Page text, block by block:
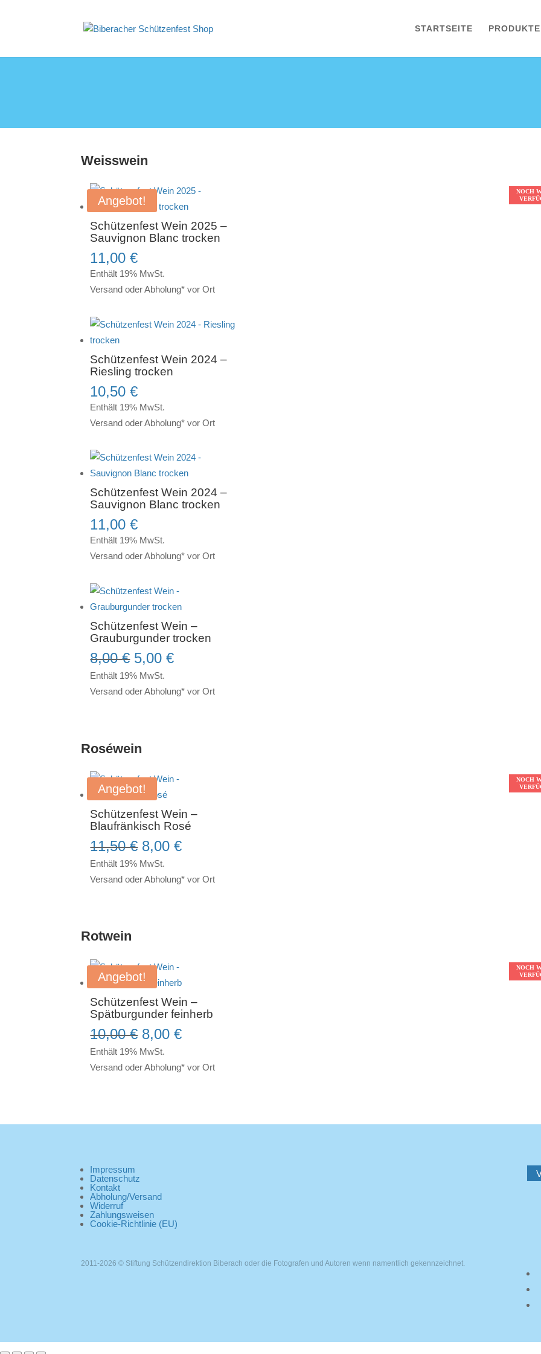
STARTSEITE PRODUKTE
Weisswein
NOCH
Schützenfest Wein 2025 –
Sauvignon Blanc trocken
11,00€
Enthält 19% MwSt.
Versand oder Abholung* vor Ort
NOCH
Schützenfest Wein 2024 –
Riesling trocken
10,50€
Enthält 19% MwSt.
Versand oder Abholung* vor Ort
NOCH
Schützenfest Wein 2024 –
Sauvignon Blanc trocken
11,00€
Enthält 19% MwSt.
Versand oder Abholung* vor Ort
Angebot!
NOCH
Schützenfest Wein –
Grauburgunder trocken
8,00€ Ursprünglicher
Preis
war:
5,00€Aktueller
ist:
Enthält 19% MwSt.
Versand oder Abholung* vor Ort
Roséwein
Angebot!
NOCH
Schützenfest Wein –
Blaufränkisch Rosé
11,50€ Ursprünglicher
Preis
war:
8,00€Aktueller
ist:
Enthält 19% MwSt.
Versand oder Abholung* vor Ort
Rotwein
Angebot!
NOCH
Schützenfest Wein –
Spätburgunder feinherb
10,00€ Ursprünglicher
Preis
war:
8,00€Aktueller
ist:
Enthält 19% MwSt.
Versand oder Abholung* vor Ort
Impressum
Datenschutz
Kontakt
Abholung/Versand
Widerruf
Zahlungsweisen
Cookie-Richtlinie (EU)
2011-2026 © Stiftung Schützendirektion Biberach oder die Fotografen und Autoren wenn namentlich gekennzeichnet.